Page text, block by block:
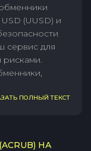
(UUSD) и
сервис для
ПОЛНЫЙ ТЕКСТ
НА